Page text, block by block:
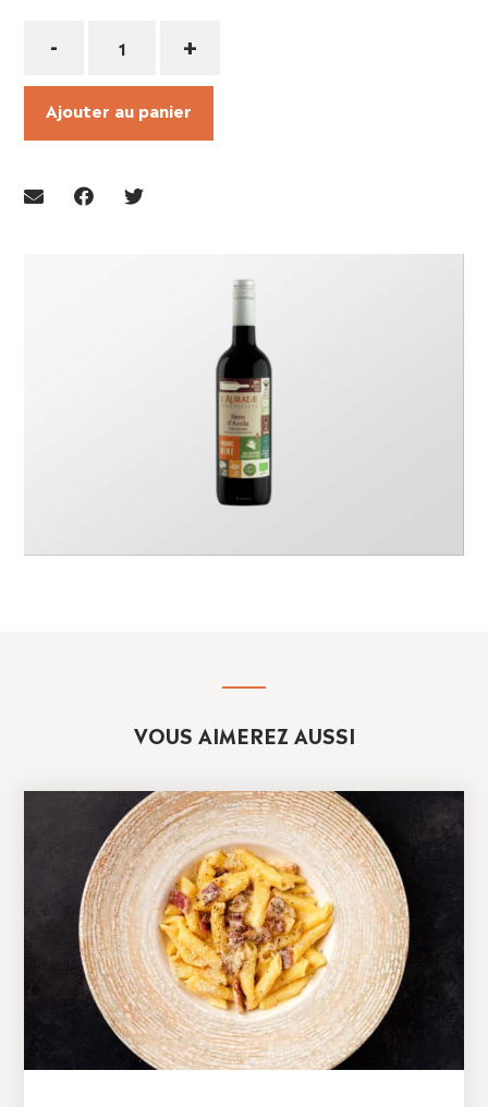
- +
Ajouter au panier
VOUS AIMEREZ AUSSI